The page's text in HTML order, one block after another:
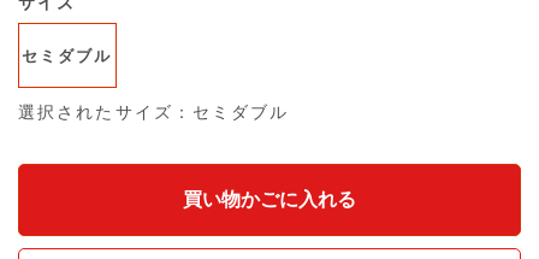
セミダブル
選択されたサイズ：セミダブル